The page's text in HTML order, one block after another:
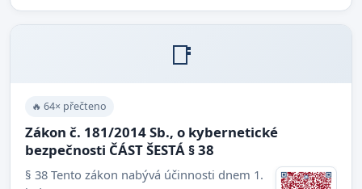
📑
🔥 64× přečteno
Zákon č. 181/2014 Sb., o kybernetické
bezpečnosti ČÁST ŠESTÁ § 38
§ 38 Tento zákon nabývá účinnosti dnem 1.